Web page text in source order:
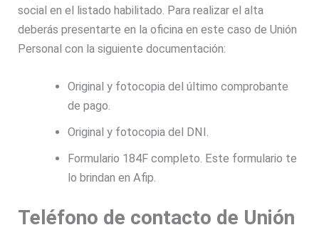
social en el listado habilitado. Para realizar el alta
deberás presentarte en la oficina en este caso de Unión
Personal con la siguiente documentación:
Original y fotocopia del último comprobante
de pago.
Original y fotocopia del DNI.
Formulario 184F completo. Este formulario te
lo brindan en Afip.
Teléfono de contacto de Unión